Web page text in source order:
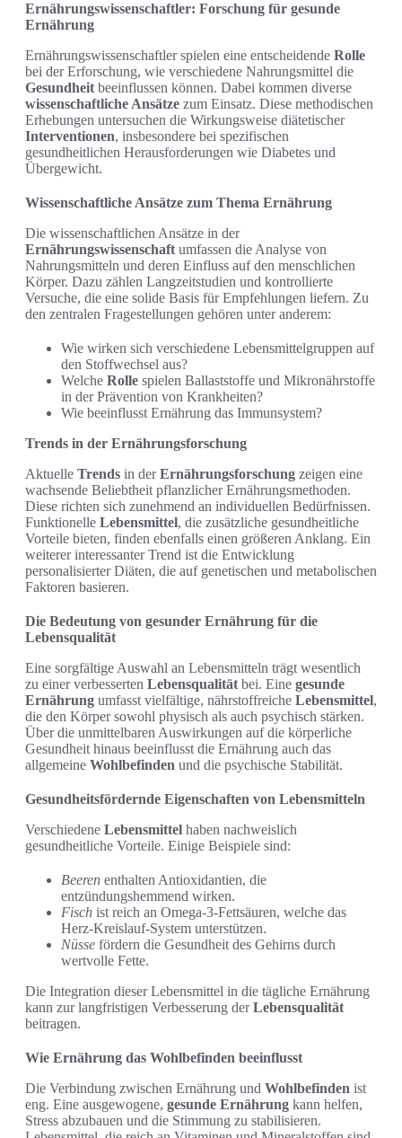
Ernährungswissenschaftler: Forschung für gesunde
Ernährung
Ernährungswissenschaftler spielen eine entscheidende Rolle
bei der Erforschung, wie verschiedene Nahrungsmittel die
Gesundheit beeinflussen können. Dabei kommen diverse
wissenschaftliche Ansätze zum Einsatz. Diese methodischen
Erhebungen untersuchen die Wirkungsweise diätetischer
Interventionen, insbesondere bei spezifischen
gesundheitlichen Herausforderungen wie Diabetes und
Übergewicht.
Wissenschaftliche Ansätze zum Thema Ernährung
Die wissenschaftlichen Ansätze in der
Ernährungswissenschaft umfassen die Analyse von
Nahrungsmitteln und deren Einfluss auf den menschlichen
Körper. Dazu zählen Langzeitstudien und kontrollierte
Versuche, die eine solide Basis für Empfehlungen liefern. Zu
den zentralen Fragestellungen gehören unter anderem:
Wie wirken sich verschiedene Lebensmittelgruppen auf
den Stoffwechsel aus?
Welche Rolle spielen Ballaststoffe und Mikronährstoffe
in der Prävention von Krankheiten?
Wie beeinflusst Ernährung das Immunsystem?
Trends in der Ernährungsforschung
Aktuelle Trends in derErnährungsforschung zeigen eine
wachsende Beliebtheit pflanzlicher Ernährungsmethoden.
Diese richten sich zunehmend an individuellen Bedürfnissen.
Funktionelle Lebensmittel, die zusätzliche gesundheitliche
Vorteile bieten, finden ebenfalls einen größeren Anklang. Ein
weiterer interessanter Trend ist die Entwicklung
personalisierter Diäten, die auf genetischen und metabolischen
Faktoren basieren.
Die Bedeutung von gesunder Ernährung für die
Lebensqualität
Eine sorgfältige Auswahl an Lebensmitteln trägt wesentlich
zu einer verbesserten Lebensqualität bei. Eine gesunde
Ernährung umfasst vielfältige, nährstoffreiche Lebensmittel,
die den Körper sowohl physisch als auch psychisch stärken.
Über die unmittelbaren Auswirkungen auf die körperliche
Gesundheit hinaus beeinflusst die Ernährung auch das
allgemeine Wohlbefinden und die psychische Stabilität.
Gesundheitsfördernde Eigenschaften von Lebensmitteln
Verschiedene Lebensmittel haben nachweislich
gesundheitliche Vorteile. Einige Beispiele sind:
Beeren enthalten Antioxidantien, die
entzündungshemmend wirken.
Fisch ist reich an Omega-3-Fettsäuren, welche das
Herz-Kreislauf-System unterstützen.
Nüsse fördern die Gesundheit des Gehirns durch
wertvolle Fette.
Die Integration dieser Lebensmittel in die tägliche Ernährung
kann zur langfristigen Verbesserung derLebensqualität
beitragen.
Wie Ernährung das Wohlbefinden beeinflusst
Die Verbindung zwischen Ernährung und Wohlbefinden ist
eng. Eine ausgewogene, gesunde Ernährung kann helfen,
Stress abzubauen und die Stimmung zu stabilisieren.